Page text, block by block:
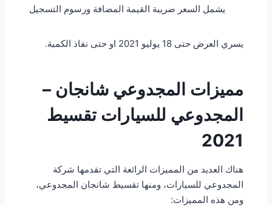
يشمل السعر ضريبة القيمة المضافة ورسوم التسجيل
يسري العرض حتى 18 يوليو 2021 او حتى نفاذ الكمية.
مميزات المجدوعي شانجان –
المجدوعي للسيارات تقسيط
2021
هناك العديد من المميزات الرائعة التي تقدمها شركة
المجدوعي للسيارات، ومنها تقسيط شانجان المجدوعي،
ومن هذه المميزات: